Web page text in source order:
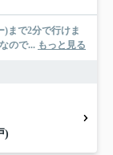
)まで2分で行けま
ので... もっと見る
)